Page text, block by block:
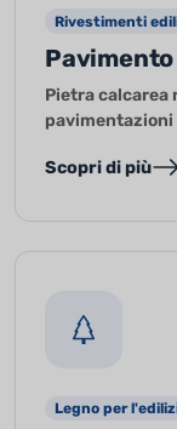
Rivestimenti
Pietra calcarea
Scopri di più
Legno per